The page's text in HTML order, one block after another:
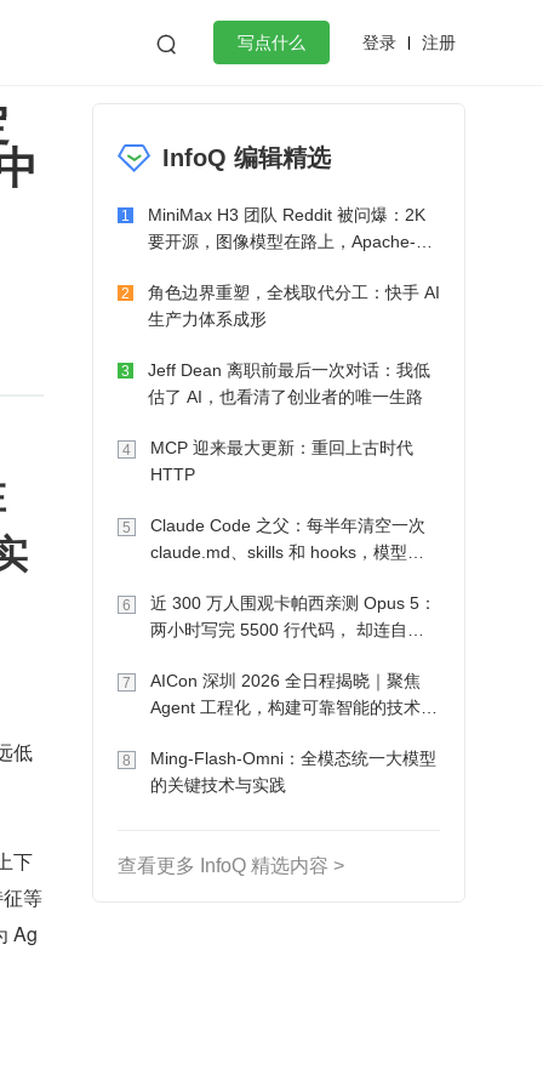
 写点什么 登录 注册
作
微服务架构 flutter
低
下
等
Ag
InfoQ 编辑精选
1
MiniMax H3 团队 Reddit 被问爆：2K
要开源，图像模型在路上，Apache-2.0
2
角色边界重塑，全栈取代分工：快手 AI
生产力体系成形
3
Jeff Dean 离职前最后一次对话：我低
估了 AI，也看清了创业者的唯一生路
4
MCP 迎来最大更新：重回上古时代
HTTP
5
Claude Code 之父：每半年清空一次
claude.md、skills 和 hooks，模型自
6
近 300 万人围观卡帕西亲测 Opus 5：
两小时写完 5500 行代码， 却连自己
7
AICon 深圳 2026 全日程揭晓｜聚焦
Agent 工程化，构建可靠智能的技术路
8
Ming-Flash-Omni：全模态统一大模型
的关键技术与实践
查看更多 InfoQ 精选内容 >